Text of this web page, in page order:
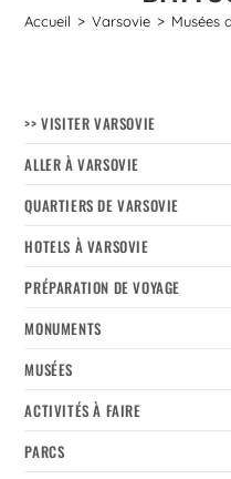
Accueil > Varsovie > Musées
>> VISITER VARSOVIE
ALLER À VARSOVIE
QUARTIERS DE VARSOVIE
HOTELS À VARSOVIE
PRÉPARATION DE VOYAGE
MONUMENTS
MUSÉES
ACTIVITÉS À FAIRE
PARCS